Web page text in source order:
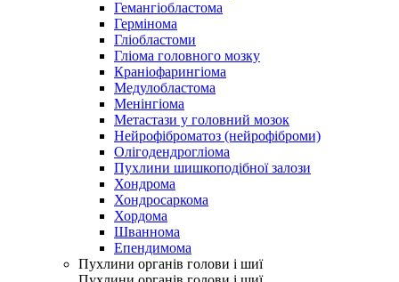
Гемангіобластома
Гермінома
Гліобластоми
Гліома головного мозку
Краніофарингіома
Медулобластома
Менінгіома
Метастази у головний мозок
Нейрофіброматоз (нейрофіброми)
Олігодендрогліома
Пухлини шишкоподібної залози
Хондрома
Хондросаркома
Хордома
Шваннома
Епендимома
Пухлини органів голови і шиї